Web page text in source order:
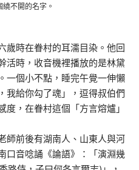
不開的名字。
歲時在眷村的耳濡目染。他回
活時，收音機裡播放的是林黛
一個小不點，睡完午覺一伸懶
我給你勾了魂」，逗得叔伯們
，在眷村這個「方言熔爐」
師前後有湖南人、山東人與河
口音唸誦《論語》：「演淵幾